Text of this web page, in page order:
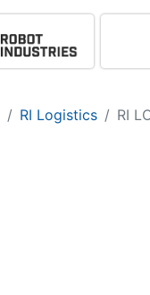
RI Logistics RI